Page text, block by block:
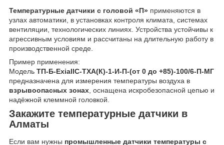
Температурные датчики с головой «П» применяются в
узлах автоматики, в установках контроля климата, системах
вентиляции, технологических линиях. Устройства устойчивы к
агрессивным условиям и рассчитаны на длительную работу в
производственной среде.
Пример применения:
Модель ТП-Б-ExiaIIC-ТХА(К)-1-И-П-(от 0 до +85)-100/6-П-МГ
предназначена для измерения температуры воздуха в
взрывоопасных зонах , оснащена искробезопасной цепью и
надёжной клеммной головкой.
Закажите температурные датчики в
Алматы
Если вам нужны промышленные датчики температуры с